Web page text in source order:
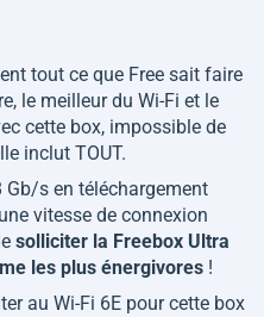
tout ce que Free sait faire
le meilleur du Wi-Fi et le
cette box, impossible de
inclut TOUT.
s en téléchargement
vitesse de connexion
solliciter la Freebox Ultra
les plus énergivores !
au Wi-Fi 6E pour cette box